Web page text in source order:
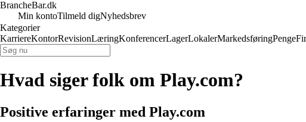
BrancheBar.dk
Min kontoTilmeld digNyhedsbrev
Kategorier
KarriereKontorRevisionLæringKonferencerLagerLokalerMarkedsføringPenge
Hvad siger folk om Play.com?
Positive erfaringer med Play.com